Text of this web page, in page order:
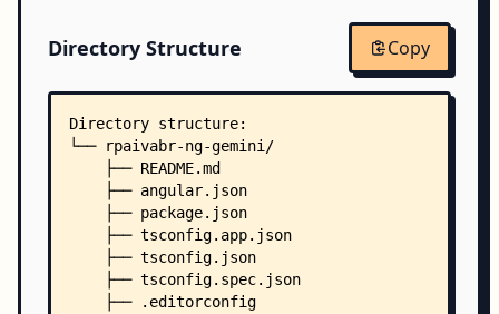
Directory Structure Copy
Directory structure:
└── rpaivabr-ng-gemini/
    ├── README.md
    ├── angular.json
    ├── package.json
    ├── tsconfig.app.json
    ├── tsconfig.json
    ├── tsconfig.spec.json
    ├── .editorconfig